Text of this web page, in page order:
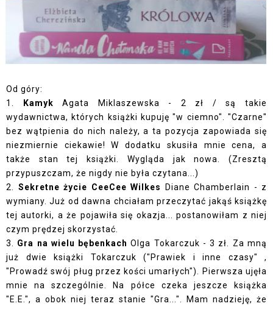
Od góry:
1.
KamykAgata Miklaszewska - 2 zł / są takie
wydawnictwa, których książki kupuję "w ciemno". "Czarne"
bez wątpienia do nich należy, a ta pozycja zapowiada się
niezmiernie ciekawie! W dodatku skusiła mnie cena, a
także stan tej książki. Wygląda jak nowa. (Zresztą
przypuszczam, że nigdy nie była czytana...)
2. Sekretne życie CeeCee Wilkes
Diane Chamberlain - z
wymiany. Już od dawna chciałam przeczytać jakąś książkę
tej autorki, a że pojawiła się okazja... postanowiłam z niej
czym prędzej skorzystać.
3. Gra na wielu bębenkachOlga Tokarczuk - 3 zł. Za mną
już dwie książki Tokarczuk ("Prawiek i inne czasy" ,
" Prowadź swój pług przez kości umarłych"). Pierwsza ujęła
mnie na szczególnie. Na półce czeka jeszcze książka
"E.E.", a obok niej teraz stanie "Gra...". Mam nadzieję, że